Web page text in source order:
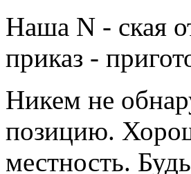
Наша N - ская
приказ -
Никем не
позицию.
местность.